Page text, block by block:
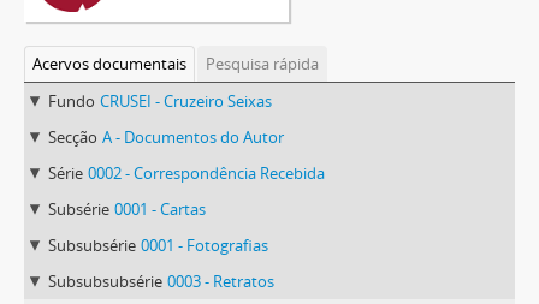
Acervos documentais
Pesquisa rápida
Fundo CRUSEI - Cruzeiro Seixas
Secção A - Documentos do Autor
Série 0002 - Correspondência Recebida
Subsérie 0001 - Cartas
Subsubsérie 0001 - Fotografias
Subsubsubsérie 0003 - Retratos